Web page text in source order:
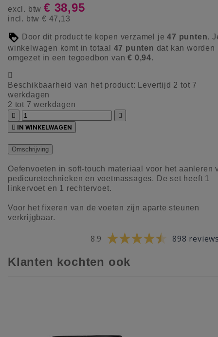
excl. btw € 38,95
incl. btw € 47,13
Door dit product te kopen verzamel je47 punten.
winkelwagen komt in totaal 47 punten dat kan worden
omgezet in een tegoedbon van€ 0,94.

Beschikbaarheid van het product:
Levertijd 2 tot 7
werkdagen
2 tot 7 werkdagen


 IN WINKELWAGEN
Omschrijving
Oefenvoeten in soft-touch materiaal voor het aanleren
pedicuretechnieken en voetmassages. De set heeft 1
linkervoet en 1 rechtervoet.
Voor het fixeren van de voeten zijn aparte steunen
verkrijgbaar.
8.9 898
Klanten kochten ook